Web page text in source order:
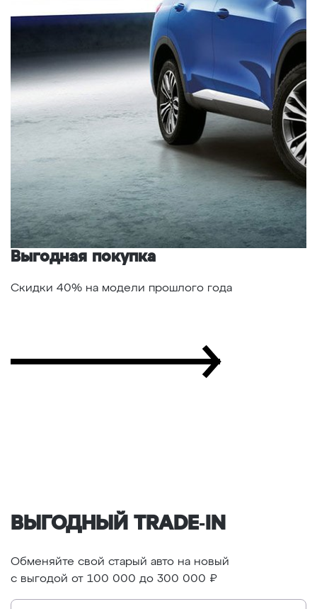
Выгодная покупка
Скидки 40% на модели прошлого года
ВЫГОДНЫЙ TRADE‑IN
Обменяйте свой старый авто на новый
c выгодой от 100 000 до 300 000 ₽